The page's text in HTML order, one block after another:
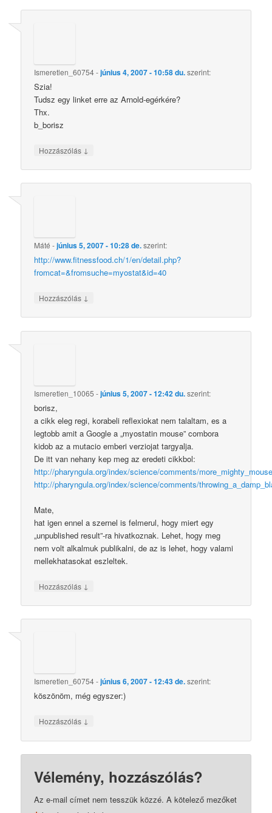
Ismeretlen_60754-június 4, 2007 - 10:58 du.szerint:
Szia!
Tudsz egy linket erre az Arnold-egérkére?
Thx.
b_borisz
Hozzászólás ↓
Máté -június 5, 2007 - 10:28 de.szerint:
http://www.fitnessfood.ch/1/en/detail.php?
fromcat=&fromsuche=myostat&id=40
Hozzászólás ↓
Ismeretlen_10065 -június 5, 2007 - 12:42 du.szerint:
borisz,
a cikk eleg regi, korabeli reflexiokat nem talaltam, es a
legtobb amit a Google a „myostatin mouse” combora
kidob az a mutacio emberi verziojat targyalja.
De itt van nehany kep meg az eredeti cikkbol:
http://pharyngula.org/index/science/comments/
http://pharyngula.org/index/science/comments/
Mate,
hat igen ennel a szernel is felmerul, hogy miert egy
„unpublished result”-ra hivatkoznak. Lehet, hogy meg
nem volt alkalmuk publikalni, de az is lehet, hogy valami
mellekhatasokat eszleltek.
Hozzászólás ↓
Ismeretlen_60754-június 6, 2007 - 12:43 de.szerint:
köszönöm, még egyszer:)
Hozzászólás ↓
Vélemény, hozzászólás?
Az e-mail címet nem tesszük közzé. A kötelező mezőket